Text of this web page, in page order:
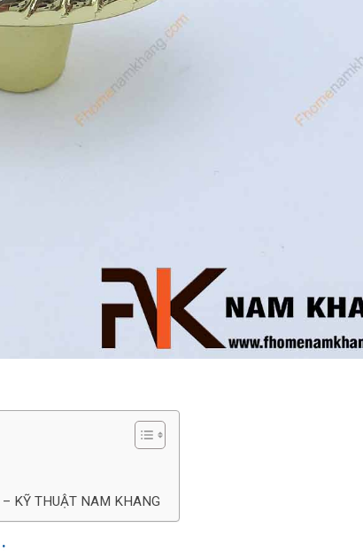
KỸ THUẬT NAM KHANG